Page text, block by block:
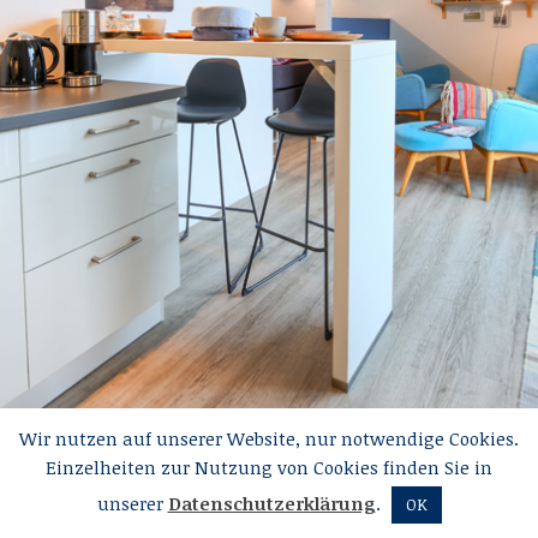
© Villa am Schwanenteich Impressum Datenschutzerklärung
Wir nutzen auf unserer Website, nur notwendige Cookies.
Einzelheiten zur Nutzung von Cookies finden Sie in
unserer Datenschutzerklärung. OK